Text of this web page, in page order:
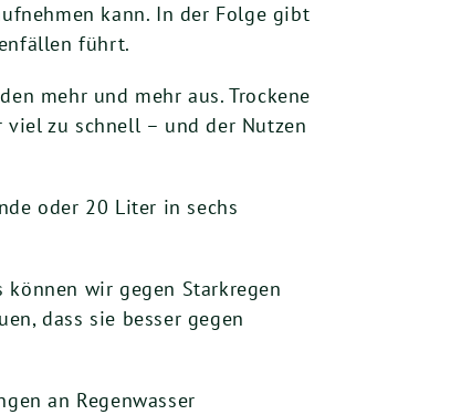
kann. In der Folge gibt
führt.
mehr und mehr aus. Trockene
viel zu schnell – und der Nutzen
oder 20 Liter in sechs
wir gegen Starkregen
dass sie besser gegen
an Regenwasser